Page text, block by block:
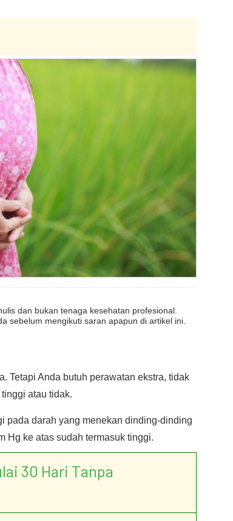
dan bukan tenaga kesehatan profesional.
sebelum mengikuti saran apapun di artikel ini.
Tetapi Anda butuh perawatan ekstra, tidak
atau tidak.
pada darah yang menekan dinding-dinding
Hg ke atas sudah termasuk tinggi.
30 Hari Tanpa